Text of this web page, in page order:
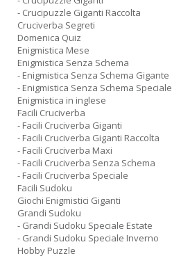
- Crucipuzzle Giganti Raccolta
Cruciverba Segreti
Domenica Quiz
Enigmistica Mese
Enigmistica Senza Schema
- Enigmistica Senza Schema Gigante
- Enigmistica Senza Schema Speciale
Enigmistica in inglese
Facili Cruciverba
- Facili Cruciverba Giganti
- Facili Cruciverba Giganti Raccolta
- Facili Cruciverba Maxi
- Facili Cruciverba Senza Schema
- Facili Cruciverba Speciale
Facili Sudoku
Giochi Enigmistici Giganti
Grandi Sudoku
- Grandi Sudoku Speciale Estate
- Grandi Sudoku Speciale Inverno
Hobby Puzzle